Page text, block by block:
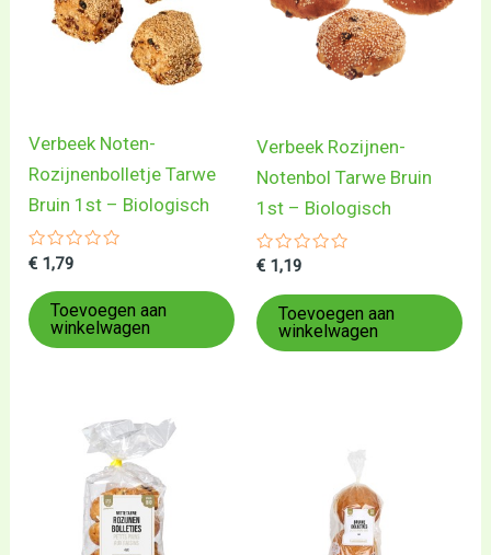
Verbeek Noten-
Rozijnenbolletje Tarwe
Bruin 1st – Biologisch
Gewaardeerd
uit
5
€ 1,79
Toevoegen aan
winkelwagen
Verbeek Rozijnen-
Notenbol Tarwe Bruin
1st – Biologisch
Gewaardeerd
uit
5
€ 1,19
Toevoegen aan
winkelwagen